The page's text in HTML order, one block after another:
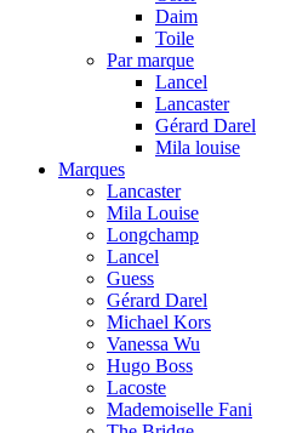
Daim
Toile
Par marque
Lancel
Lancaster
Gérard Darel
Mila louise
Marques
Lancaster
Mila Louise
Longchamp
Lancel
Guess
Gérard Darel
Michael Kors
Vanessa Wu
Hugo Boss
Lacoste
Mademoiselle Fani